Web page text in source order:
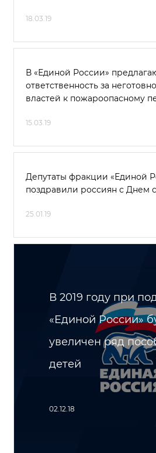
18.03.19
В «Единой России»
ответственность за
властей к пожароопасному
15.03.19
Депутаты фракции «Единой
поздравили россиян с Днем
25.01.19
В 2019 году при
«Единой России»
увеличен ряд
детей
02.12.18